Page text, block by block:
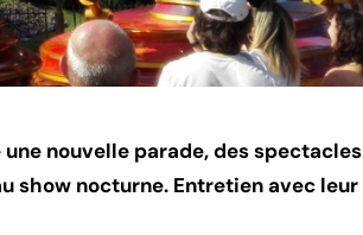
nouvelle parade, des spectacles
show nocturne. Entretien avec leur